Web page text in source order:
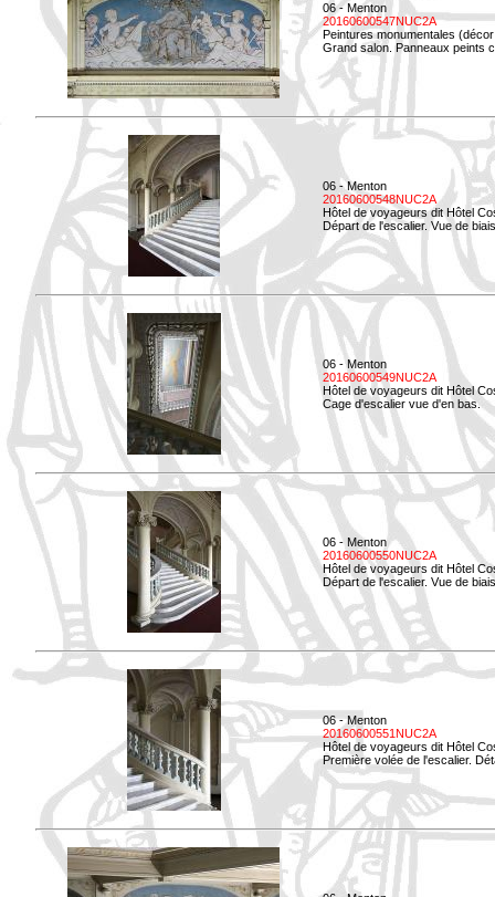
06 - Menton
20160600547NUC2A
Peintures monumentales
Grand salon. Panneaux peints
06 - Menton
20160600548NUC2A
Hôtel de voyageurs dit Hôtel
Départ de l'escalier. Vue de
06 - Menton
20160600549NUC2A
Hôtel de voyageurs dit Hôtel
Cage d'escalier vue d'en bas.
06 - Menton
20160600550NUC2A
Hôtel de voyageurs dit Hôtel
Départ de l'escalier. Vue de
06 - Menton
20160600551NUC2A
Hôtel de voyageurs dit Hôtel
Première volée de l'escalier.